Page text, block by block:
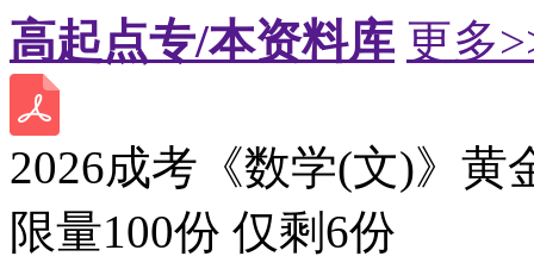
高起点专/本资料库 更多
2026成考《数学(文)》黄
限量100份 仅剩 6份